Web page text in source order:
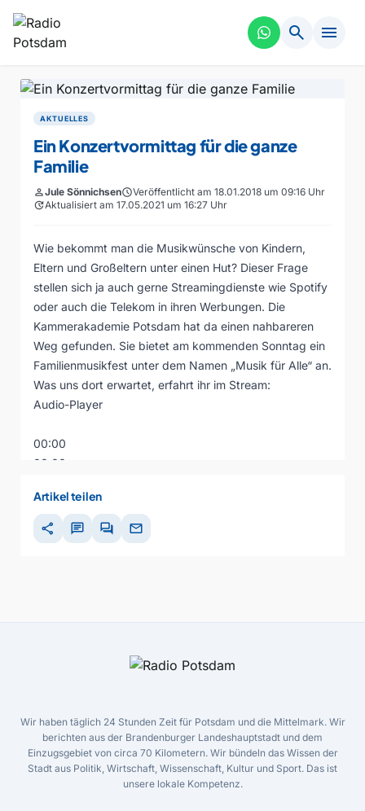
search menu
AKTUELLES
Ein Konzertvormittag für die ganze
Familie
personJule SönnichsenscheduleVeröffentlicht am 18.01.2018 um 09:16 Uhr
updateAktualisiert am 17.05.2021 um 16:27 Uhr
Wie bekommt man die Musikwünsche von Kindern,
Eltern und Großeltern unter einen Hut? Dieser Frage
stellen sich ja auch gerne Streamingdienste wie Spotify
oder auch die Telekom in ihren Werbungen. Die
Kammerakademie Potsdam hat da einen nahbareren
Weg gefunden. Sie bietet am kommenden Sonntag ein
Familienmusikfest unter dem Namen „Musik für Alle“ an.
Was uns dort erwartet, erfahrt ihr im Stream:
Audio-Player
00:00
00:00
Artikel teilen
share chat forum mail
Wir haben täglich 24 Stunden Zeit für Potsdam und die Mittelmark. Wir
berichten aus der Brandenburger Landeshauptstadt und dem
Einzugsgebiet von circa 70 Kilometern. Wir bündeln das Wissen der
Stadt aus Politik, Wirtschaft, Wissenschaft, Kultur und Sport. Das ist
unsere lokale Kompetenz.